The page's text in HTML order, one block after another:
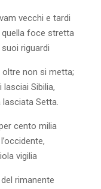
vecchi e tardi
foce stretta
suoi riguardi
oltre non si metta;
Sibilia,
lasciata Setta.
cento milia
vigilia
del rimanente